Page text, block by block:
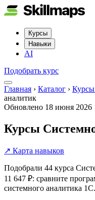
Курсы
Навыки
AI
Подобрать курс
Главная › Каталог ›
аналитик
Обновлено 18 июня 2026
Курсы
↗ Карта навыков
Подобрали 44 курса
11 647 ₽: сравните
системного аналитика 1С.